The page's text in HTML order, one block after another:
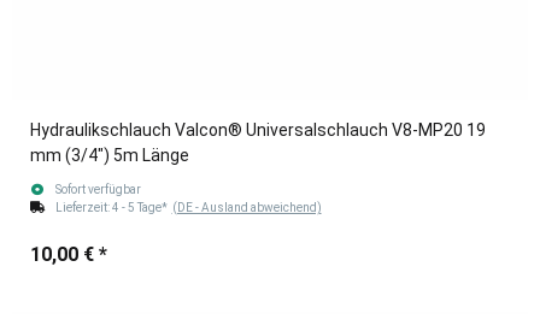
Hydraulikschlauch Valcon® Universalschlauch V8-MP20 19
mm (3/4") 5m Länge
Sofort verfügbar
Lieferzeit:4 - 5 Tage* (DE - Ausland abweichend)
10,00 € *